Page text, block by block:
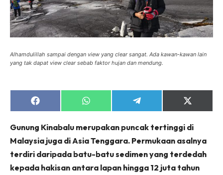
Alhamdulillah sampai dengan view yang clear sangat. Ada kawan-kawan lain
yang tak dapat view clear sebab faktor hujan dan mendung.
Share
on
Share
on
Share
on
Share
on
(Twitter)
Gunung Kinabalu merupakan puncak tertinggi di
Malaysia juga di Asia Tenggara. Permukaan asalnya
terdiri daripada batu-batu sedimen yang terdedah
kepada hakisan antara lapan hingga 12 juta tahun